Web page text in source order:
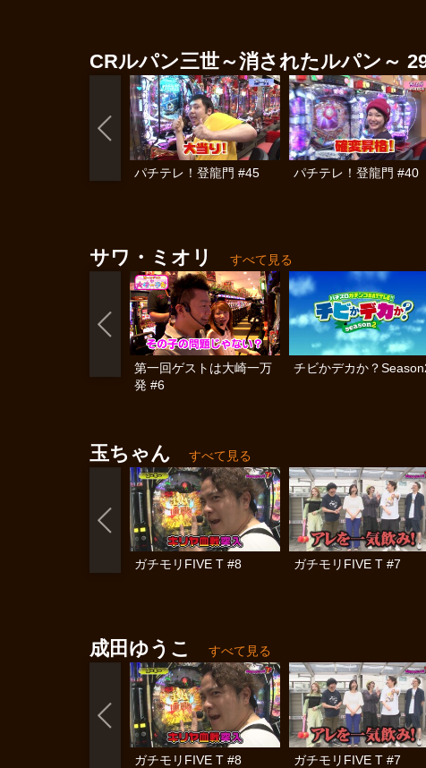
CRルパン三世～消されたルパン～
パチテレ！登龍門 #45 パチテレ！登龍門 #40
サワ・ミオリ すべて見る
第一回ゲストは大崎一万
発 #6
チビかデカか？
玉ちゃん すべて見る
ガチモリFIVE T #8 ガチモリFIVE T #7
成田ゆうこ すべて見る
ガチモリFIVE T #8 ガチモリFIVE T #7